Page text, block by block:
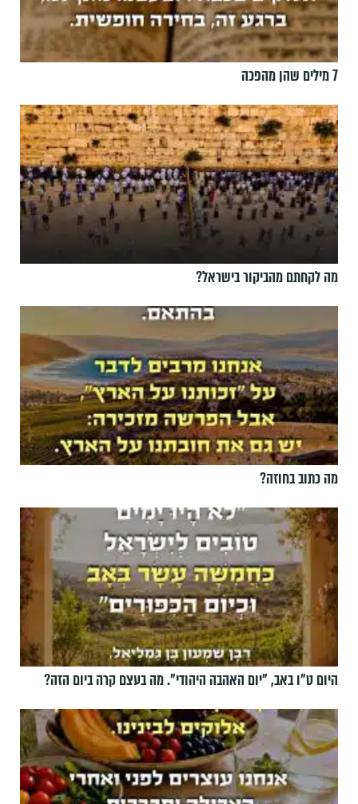
7 מילים שהן מהפכה
מה לקחתם מהביקור בישראל?
מה כתוב בחוזה?
היום ט"ו באב, ”יום האהבה היהודי". מה בעצם קרה ביום הזה?